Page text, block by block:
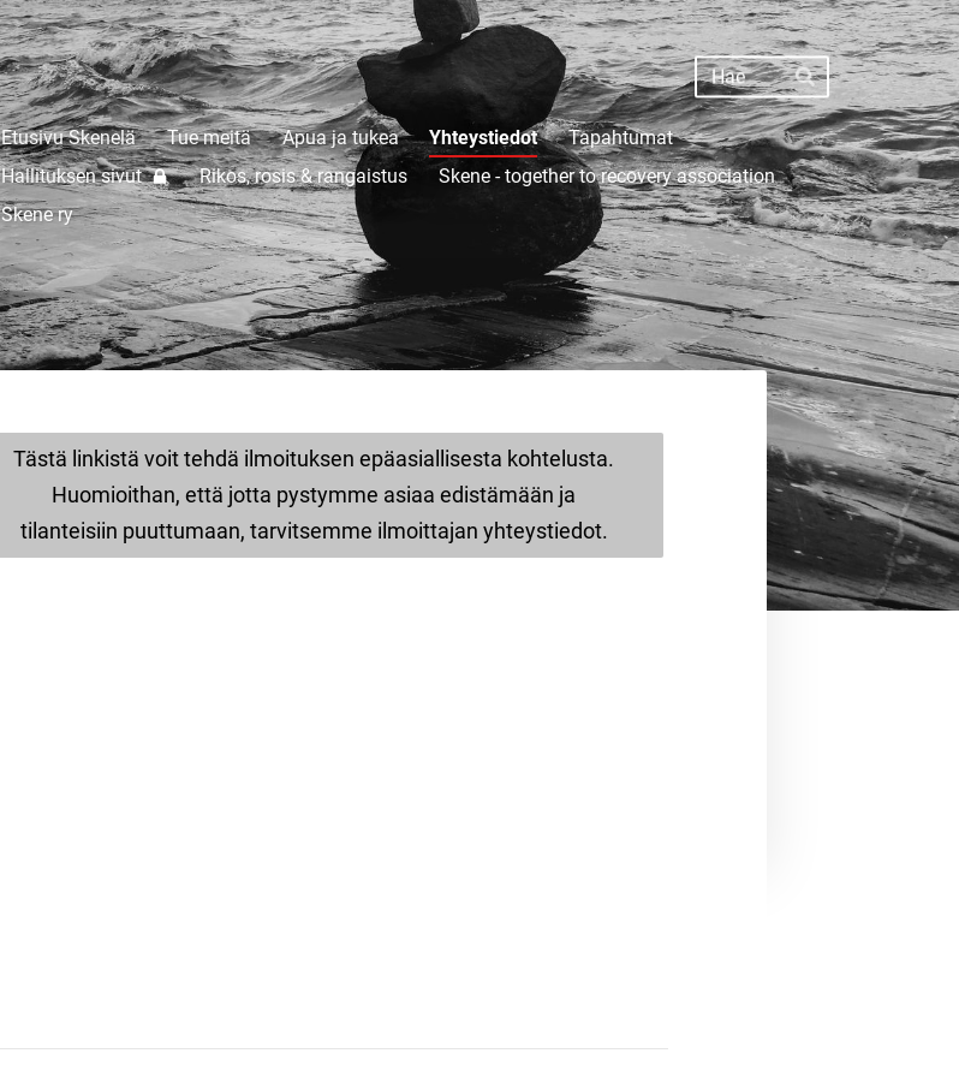
Haku
Hae
Etusivu Skenelä Tue meitä Apua ja tukea Yhteystiedot
Tapahtumat
Hallituksen sivut
Rikos, rosis & rangaistus
Skene - together to recovery association
Skene ry
Tästä linkistä voit tehdä ilmoituksen epäasiallisesta kohtelusta.
Huomioithan, että jotta pystymme asiaa edistämään ja
tilanteisiin puuttumaan, tarvitsemme ilmoittajan yhteystiedot.